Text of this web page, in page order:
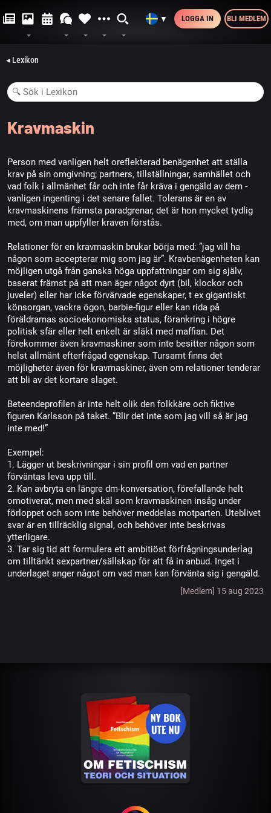
▼ LOGGA IN BLI MEDLEM
◂ Lexikon
Kravmaskin
Person med vanligen helt oreflekterad benägenhet att ställa
krav på sin omgivning; partners, tillställningar, samhället och
vad folk i allmänhet får och inte får kräva i gengäld av dem -
vanligen ingenting i det senare fallet. Tolerans är en av
kravmaskinens främsta paradgrenar, det är hon mycket tydlig
med, om man uppfyller kraven förstås.
Relationer för en kravmaskin brukar börja med: ”jag vill ha
någon som accepterar mig som jag är”. Kravbenägenheten kan
möjligen utgå från ganska höga uppfattningar om sig själv,
baserat främst på att man äger något dyrt (bil, klockor och
juveler) eller har icke förvärvade egenskaper, t ex gigantiskt
könsorgan, vackra ögon, barbie-figur eller kan rida på
föräldrarnas socioekonomiska status, förankring i högre
politisk sfär eller helt enkelt är släkt med maffian. Det
förekommer även kravmaskiner som inte besitter någon som
helst allmänt efterfrågad egenskap. Tursamt finns det
möjligheter även för kravmaskiner, även om relationer tenderar
att bli av det kortare slaget.
Beteendeprofilen är inte helt olik den folkkäre och fiktive
figuren Karlsson på taket. ”Blir det inte som jag vill så är jag
inte med!”
Exempel:
1. Lägger ut beskrivningar i sin profil om vad en partner
förväntas leva upp till.
2. Kan avbryta en längre dm-konversation, förefallande helt
omotiverat, men med skäl som kravmaskinen insåg under
förloppet och som inte behöver meddelas motparten. Uteblivet
svar är en tillräcklig signal, och behöver inte beskrivas
ytterligare.
3. Tar sig tid att formulera ett ambitiöst förfrågningsunderlag
om tilltänkt sexpartner/sällskap för att få in anbud. Inget i
underlaget anger något om vad man kan förvänta sig i gengäld.
[Medlem] 15 aug 2023